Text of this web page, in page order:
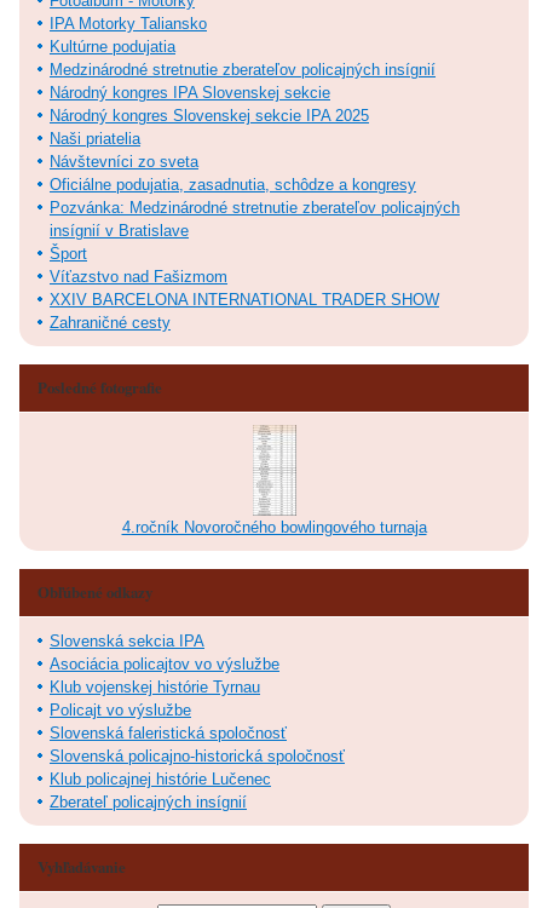
IPA Motorky Taliansko
Kultúrne podujatia
Medzinárodné stretnutie zberateľov policajných insígnií
Národný kongres IPA Slovenskej sekcie
Národný kongres Slovenskej sekcie IPA 2025
Naši priatelia
Návštevníci zo sveta
Oficiálne podujatia, zasadnutia, schôdze a kongresy
Pozvánka: Medzinárodné stretnutie zberateľov policajných
insígnií v Bratislave
Šport
Víťazstvo nad Fašizmom
XXIV BARCELONA INTERNATIONAL TRADER SHOW
Zahraničné cesty
Posledné fotografie
4.ročník Novoročného bowlingového turnaja
Obľúbené odkazy
Slovenská sekcia IPA
Asociácia policajtov vo výslužbe
Klub vojenskej histórie Tyrnau
Policajt vo výslužbe
Slovenská faleristická spoločnosť
Slovenská policajno-historická spoločnosť
Klub policajnej histórie Lučenec
Zberateľ policajných insígnií
Vyhľadávanie